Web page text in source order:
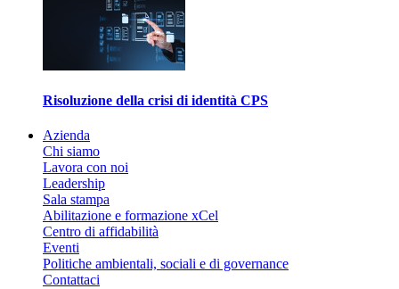
Risoluzione della crisi di identità CPS
Azienda
Chi siamo
Lavora con noi
Leadership
Sala stampa
Abilitazione e formazione xCel
Centro di affidabilità
Eventi
Politiche ambientali, sociali e di governance
Contattaci